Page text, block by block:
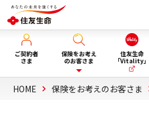
ご契約者
さま
保険をお考え
のお客さま
住友生命
「Vitality」
HOME 保険をお考えのお客さま